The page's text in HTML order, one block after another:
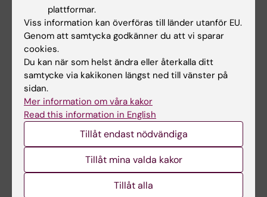
hedersdoktorer som
förändrat synen på
munhälsa och
bröstcancer
Karolinska Institutet har utsett
de världsledande forskarna
Timo Sorsa och…
på höstens
promotionshögtid
av årets höjdpunkter med
promotionshögtid för…
plattformar.
Viss information kan överföras till länder utanför EU.
Genom att samtycka godkänner du att vi sparar
cookies.
Du kan när som helst ändra eller återkalla ditt
samtycke via kakikonen längst ned till vänster på
sidan.
Mer information om våra kakor
Read this information in English
Tillåt endast nödvändiga
Tillåt mina valda kakor
Tillåt alla